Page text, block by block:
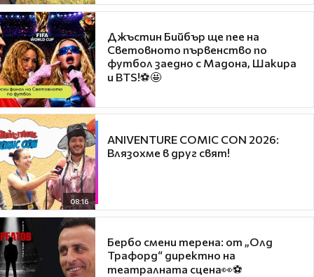
Джъстин Бийбър ще пее на
Световното първенство по
футбол заедно с Мадона, Шакира
и BTS!⚽🤩
08:16
ANIVENTURE COMIC CON 2026:
Влязохме в друг свят!
Бербо смени терена: от „Олд
Трафорд“ директно на
театралната сцена👀⚽